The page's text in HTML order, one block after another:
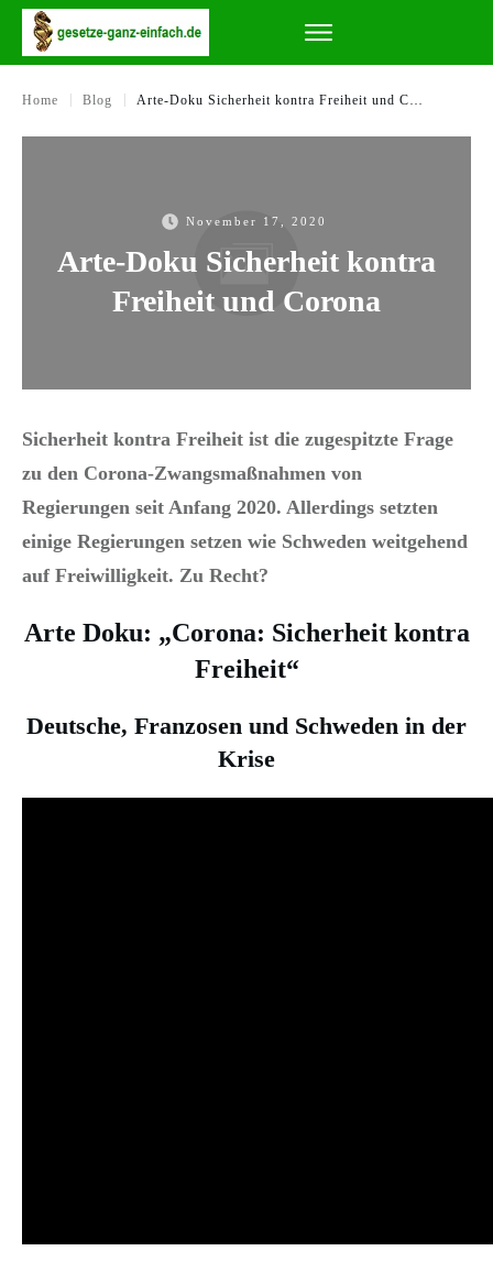
Home Blog
November 17, 2020
Arte-Doku Sicherheit kontra
Freiheit und Corona
Sicherheit kontra Freiheit ist die zugespitzte Frage
zu den Corona-Zwangsmaßnahmen von
Regierungen seit Anfang 2020. Allerdings setzten
einige Regierungen setzen wie Schweden weitgehend
auf Freiwilligkeit. Zu Recht?
Arte Doku: „Corona: Sicherheit kontra
Freiheit“
Deutsche, Franzosen und Schweden in der
Krise